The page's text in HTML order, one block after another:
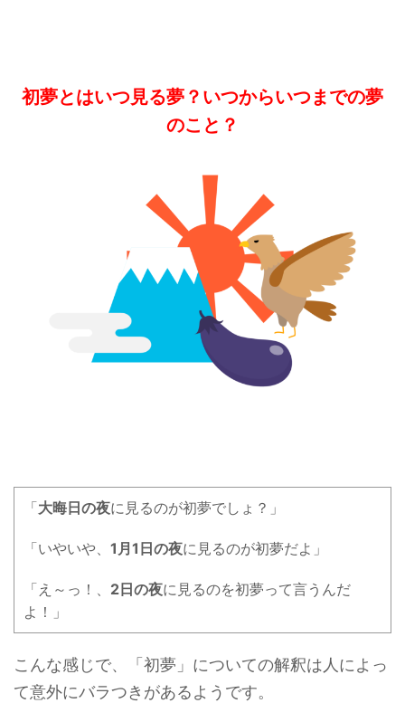
初夢とはいつ見る夢？いつからいつまでの夢
のこと？
「大晦日の夜に見るのが初夢でしょ？」
「いやいや、 1月1日の夜に見るのが初夢だよ」
「え～っ！、 2日の夜に見るのを初夢って言うんだ
よ！」
こんな感じで、「初夢」についての解釈は人によっ
て意外にバラつきがあるようです。